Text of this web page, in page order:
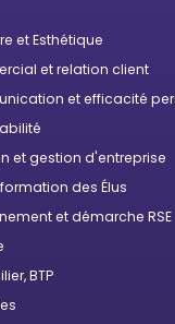
et Esthétique
et relation client
et efficacité
et gestion d'entreprise
des Élus
et démarche RSE
BTP